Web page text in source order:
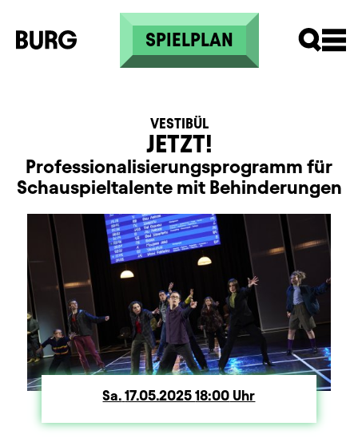
Direkt zum Inhalt
SPIELPLAN
JETZT!
VESTIBÜL
Professionalisierungsprogramm für
Schauspieltalente mit Behinderungen
Sa. Samstag
17.05.202518:00 Uhr